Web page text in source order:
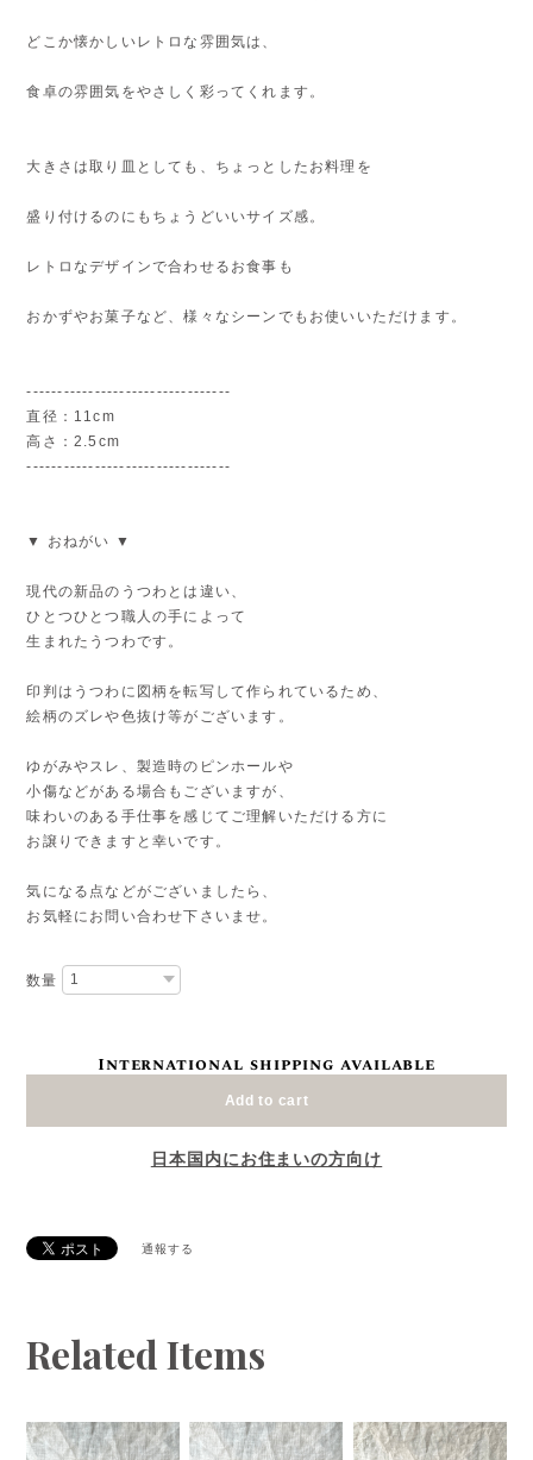
どこか懐かしいレトロな雰囲気は、
食卓の雰囲気をやさしく彩ってくれます。
大きさは取り皿としても、ちょっとしたお料理を
盛り付けるのにもちょうどいいサイズ感。
レトロなデザインで合わせるお食事も
おかずやお菓子など、様々なシーンでもお使いいただけます。
---------------------------------
直径：11cm
高さ：2.5cm
---------------------------------
▼ おねがい ▼
現代の新品のうつわとは違い、
ひとつひとつ職人の手によって
生まれたうつわです。
印判はうつわに図柄を転写して作られているため、
絵柄のズレや色抜け等がございます。
ゆがみやスレ、製造時のピンホールや
小傷などがある場合もございますが、
味わいのある手仕事を感じてご理解いただける方に
お譲りできますと幸いです。
気になる点などがございましたら、
お気軽にお問い合わせ下さいませ。
数量
International shipping available
Add to cart
日本国内にお住まいの方向け
通報する
Related Items